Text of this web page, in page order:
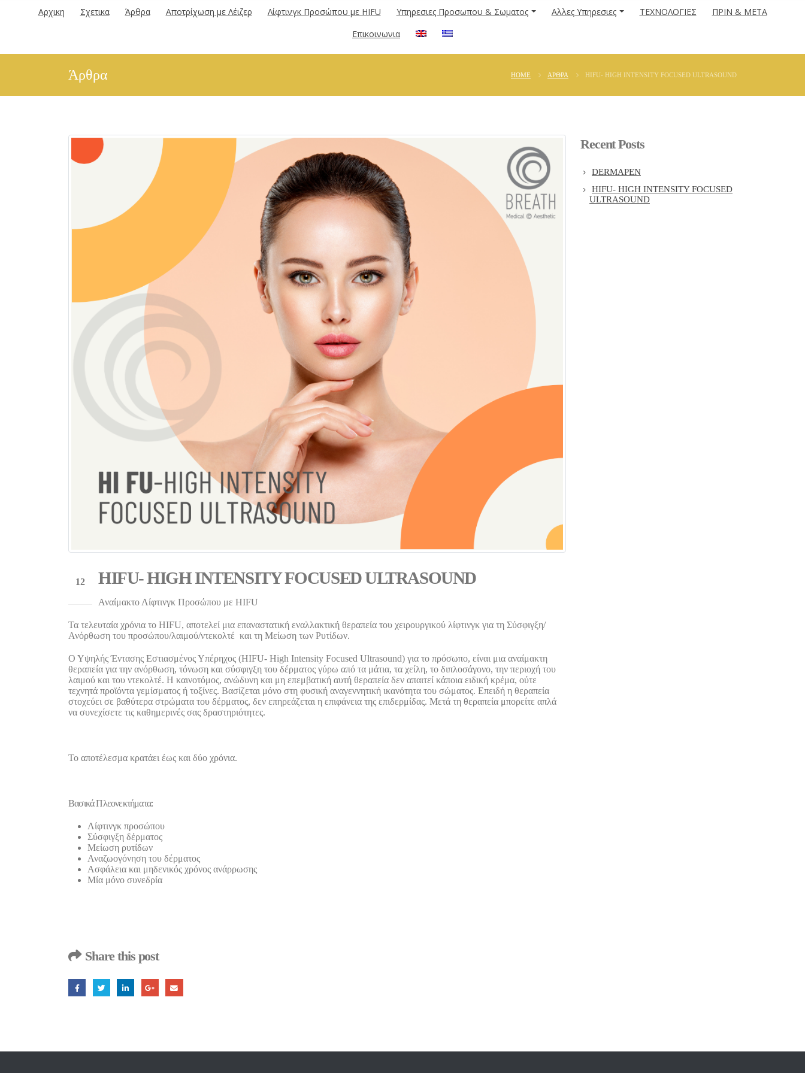
Αρχικη Σχετικα Άρθρα Αποτρίχωση με Λέιζερ Λίφτινγκ Προσώπου με HIFU Υπηρεσιες Προσωπου & Σωματος Αλλες Υπηρεσιες ΤΕΧΝΟΛΟΓΙΕΣ
ΠΡΙΝ & ΜΕΤΑ
Επικοινωνια
Άρθρα HOME ΆΡΘΡΑ HIFU- HIGH INTENSITY FOCUSED ULTRASOUND
12 HIFU- HIGH INTENSITY FOCUSED ULTRASOUND
Αναίμακτο Λίφτινγκ Προσώπου με HIFU
Τα τελευταία χρόνια το HIFU, αποτελεί μια επαναστατική εναλλακτική θεραπεία του χειρουργικού λίφτινγκ για τη Σύσφιγξη/
Ανόρθωση του προσώπου/λαιμού/ντεκολτέ και τη Μείωση των Ρυτίδων.
Ο Υψηλής Έντασης Εστιασμένος Υπέρηχος (HIFU- High Intensity Focused Ultrasound) για το πρόσωπο, είναι μια αναίμακτη
θεραπεία για την ανόρθωση, τόνωση και σύσφιγξη του δέρματος γύρω από τα μάτια, τα χείλη, το διπλοσάγονο, την περιοχή του
λαιμού και του ντεκολτέ. Η καινοτόμος, ανώδυνη και μη επεμβατική αυτή θεραπεία δεν απαιτεί κάποια ειδική κρέμα, ούτε
τεχνητά προϊόντα γεμίσματος ή τοξίνες. Βασίζεται μόνο στη φυσική αναγεννητική ικανότητα του σώματος. Επειδή η θεραπεία
στοχεύει σε βαθύτερα στρώματα του δέρματος, δεν επηρεάζεται η επιφάνεια της επιδερμίδας. Μετά τη θεραπεία μπορείτε απλά
να συνεχίσετε τις καθημερινές σας δραστηριότητες.
Το αποτέλεσμα κρατάει έως και δύο χρόνια.
Βασικά Πλεονεκτήματα:
Λίφτινγκ προσώπου
Σύσφιγξη δέρματος
Μείωση ρυτίδων
Αναζωογόνηση του δέρματος
Ασφάλεια και μηδενικός χρόνος ανάρρωσης
Μία μόνο συνεδρία
Share this post
Recent Posts
DERMAPEN
HIFU- HIGH INTENSITY FOCUSED
ULTRASOUND